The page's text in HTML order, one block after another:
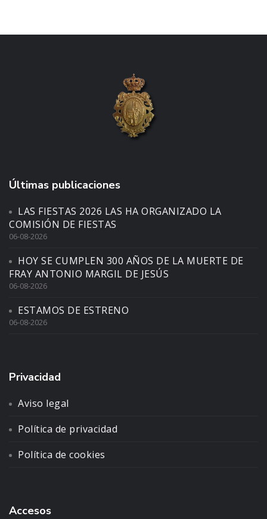
Últimas publicaciones
LAS FIESTAS 2026 LAS HA ORGANIZADO LA
COMISIÓN DE FIESTAS
06-08-2026
HOY SE CUMPLEN 300 AÑOS DE LA MUERTE DE
FRAY ANTONIO MARGIL DE JESÚS
06-08-2026
ESTAMOS DE ESTRENO
06-08-2026
Privacidad
Aviso legal
Política de privacidad
Política de cookies
Accesos